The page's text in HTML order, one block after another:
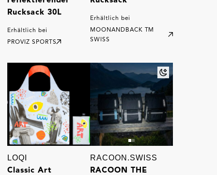
Rucksack 30L
Erhältlich bei
PROVIZ SPORTS
Erhältlich bei
MOONANDBACK TM
SWISS
LOQI
Classic Art
RACOON.SWISS
RACOON THE